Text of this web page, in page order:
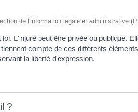
de l'information légale et administrative
loi. L'injure peut être privée ou publique.
compte de ces différents
la liberté d'expression.
?